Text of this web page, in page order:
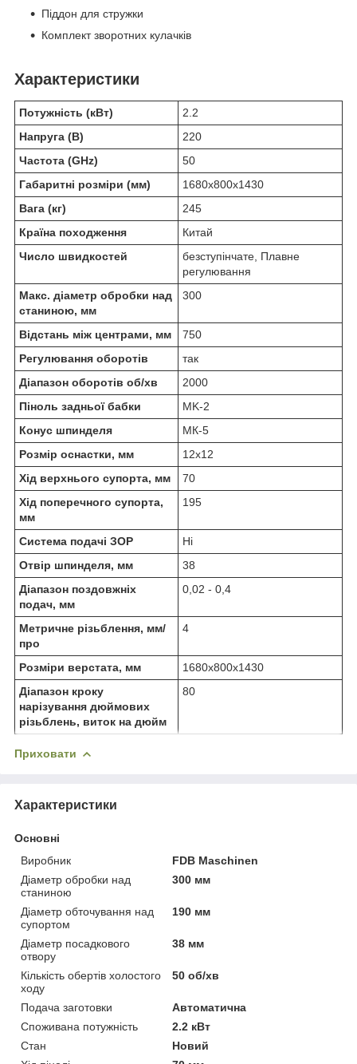
Піддон для стружки
Комплект зворотних кулачків
Характеристики
Потужність (кВт)
2.2
Напруга (В)
220
Частота (GHz)
50
Габаритні розміри (мм)
1680х800х1430
Вага (кг)
245
Країна походження
Китай
Число швидкостей
безступінчате, Плавне
регулювання
Макс. діаметр обробки над
станиною, мм
300
Відстань між центрами, мм
750
Регулювання оборотів
так
Діапазон оборотів об/хв
2000
Піноль задньої бабки
MK-2
Конус шпинделя
МК-5
Розмір оснастки, мм
12х12
Хід верхнього супорта, мм
70
Хід поперечного супорта,
мм
195
Система подачі ЗОР
Ні
Отвір шпинделя, мм
38
Діапазон поздовжніх
подач, мм
0,02 - 0,4
Метричне різьблення, мм/
про
4
Розміри верстата, мм
1680x800x1430
Діапазон кроку
нарізування дюймових
різьблень, виток на дюйм
80
Приховати
Характеристики
Основні
Виробник
FDB Maschinen
Діаметр обробки над
станиною
300 мм
Діаметр обточування над
супортом
190 мм
Діаметр посадкового
отвору
38 мм
Кількість обертів холостого
ходу
50 об/хв
Подача заготовки
Автоматична
Споживана потужність
2.2 кВт
Стан
Новий